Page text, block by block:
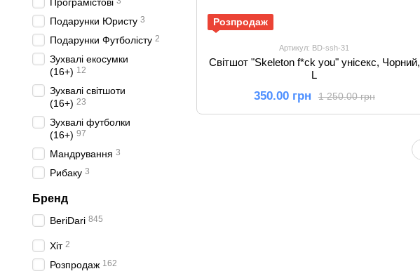
Розпродаж
Артикул: BD-ssh-31
Світшот "Skeleton f*ck you" унісекс, Чорний,
L
1 250.00 грн
350.00 грн
Подарунки Юристу 3
Подарунки Футболісту 2
Зухвалі екосумки
(16+) 12
Зухвалі світшоти
(16+) 23
Зухвалі футболки
(16+) 97
Мандрування 3
Рибаку 3
Бренд
BeriDari 845
Хіт 2
Розпродаж 162